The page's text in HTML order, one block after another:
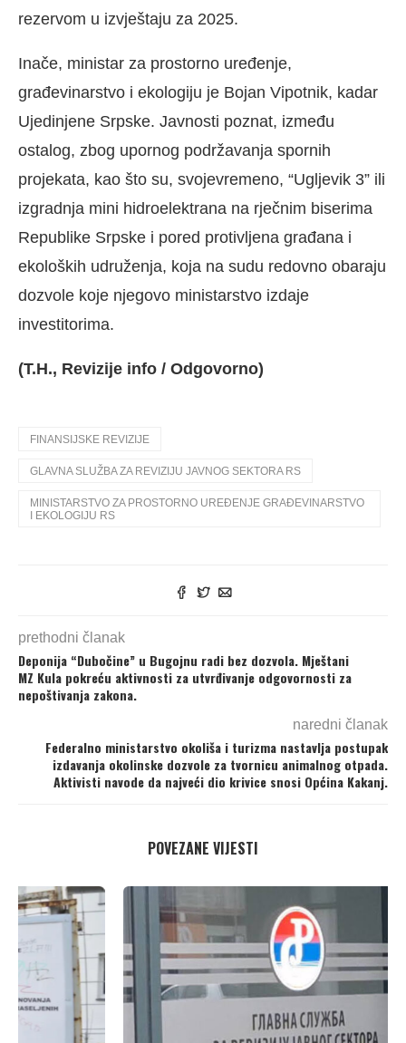
rezervom u izvještaju za 2025.
Inače, ministar za prostorno uređenje,
građevinarstvo i ekologiju je Bojan Vipotnik, kadar
Ujedinjene Srpske. Javnosti poznat, između
ostalog, zbog upornog podržavanja spornih
projekata, kao što su, svojevremeno, “Ugljevik 3” ili
izgradnja mini hidroelektrana na rječnim biserima
Republike Srpske i pored protivljena građana i
ekoloških udruženja, koja na sudu redovno obaraju
dozvole koje njegovo ministarstvo izdaje
investitorima.
(T.H., Revizije info / Odgovorno)
FINANSIJSKE REVIZIJE
GLAVNA SLUŽBA ZA REVIZIJU JAVNOG SEKTORA RS
MINISTARSTVO ZA PROSTORNO UREĐENJE GRAĐEVINARSTVO
I EKOLOGIJU RS
prethodni članak
Deponija “Dubočine” u Bugojnu radi bez dozvola. Mještani
MZ Kula pokreću aktivnosti za utvrđivanje odgovornosti za
nepoštivanja zakona.
naredni članak
Federalno ministarstvo okoliša i turizma nastavlja postupak
izdavanja okolinske dozvole za tvornicu animalnog otpada.
Aktivisti navode da najveći dio krivice snosi Općina Kakanj.
POVEZANE VIJESTI